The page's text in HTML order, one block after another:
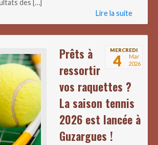
des […]
Lire la suite
MERCREDI
4
Mar
2026
Prêts à
ressortir
vos raquettes ?
La saison tennis
2026 est lancée à
Guzargues !